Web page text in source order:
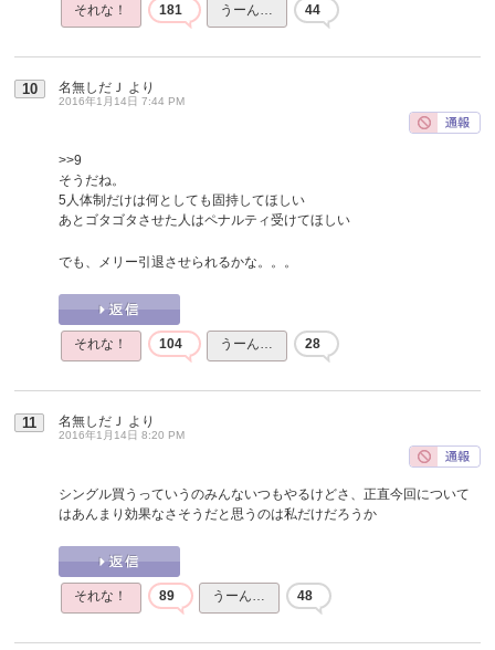
それな！ 181 うーん… 44
10 名無しだＪ より
2016年1月14日 7:44 PM
>>9
そうだね。
5人体制だけは何としても固持してほしい
あとゴタゴタさせた人はペナルティ受けてほしい
でも、メリー引退させられるかな。。。
それな！ 104 うーん… 28
11 名無しだＪ より
2016年1月14日 8:20 PM
シングル買うっていうのみんないつもやるけどさ、正直今回について
はあんまり効果なさそうだと思うのは私だけだろうか
それな！ 89 うーん… 48